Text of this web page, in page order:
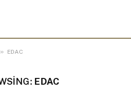
» EDAC
EDAC